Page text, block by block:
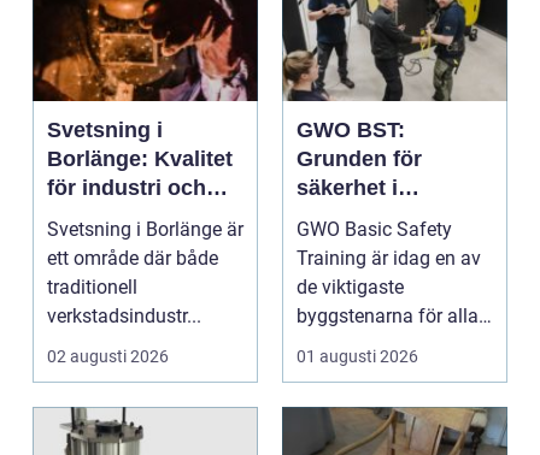
Svetsning i
Borlänge: Kvalitet
för industri och
konstruktion
Svetsning i Borlänge är
ett område där både
traditionell
verkstadsindustr...
02 augusti 2026
GWO BST:
Grunden för
säkerhet i
vindkraftsbransch
en
GWO Basic Safety
Training är idag en av
de viktigaste
byggstenarna för alla
som vill arbet...
01 augusti 2026